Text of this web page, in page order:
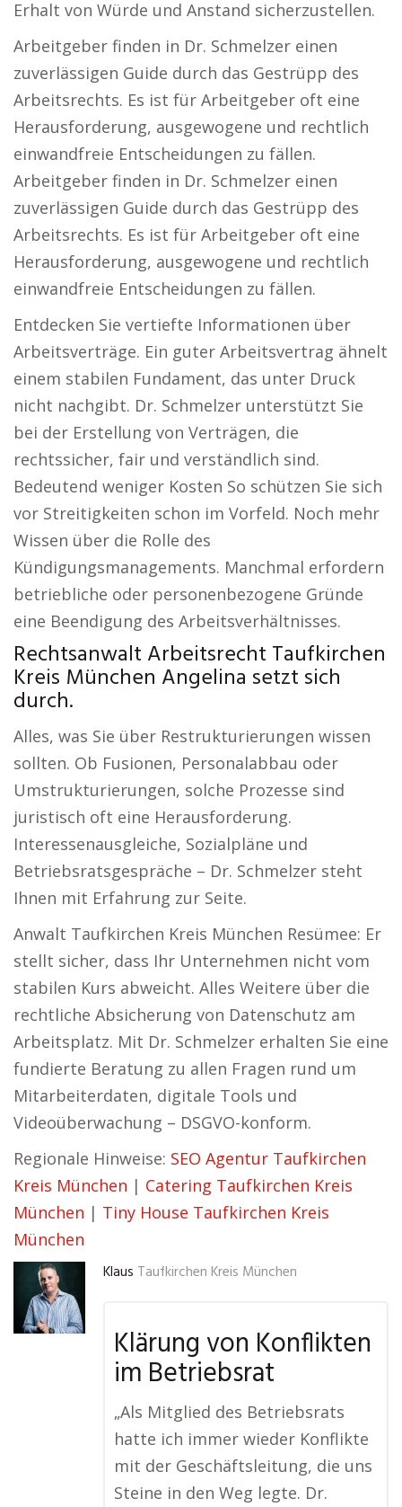
Erhalt von Würde und Anstand sicherzustellen.
Arbeitgeber finden in Dr. Schmelzer einen
zuverlässigen Guide durch das Gestrüpp des
Arbeitsrechts. Es ist für Arbeitgeber oft eine
Herausforderung, ausgewogene und rechtlich
einwandfreie Entscheidungen zu fällen.
Arbeitgeber finden in Dr. Schmelzer einen
zuverlässigen Guide durch das Gestrüpp des
Arbeitsrechts. Es ist für Arbeitgeber oft eine
Herausforderung, ausgewogene und rechtlich
einwandfreie Entscheidungen zu fällen.
Entdecken Sie vertiefte Informationen über
Arbeitsverträge. Ein guter Arbeitsvertrag ähnelt
einem stabilen Fundament, das unter Druck
nicht nachgibt. Dr. Schmelzer unterstützt Sie
bei der Erstellung von Verträgen, die
rechtssicher, fair und verständlich sind.
Bedeutend weniger Kosten So schützen Sie sich
vor Streitigkeiten schon im Vorfeld. Noch mehr
Wissen über die Rolle des
Kündigungsmanagements. Manchmal erfordern
betriebliche oder personenbezogene Gründe
eine Beendigung des Arbeitsverhältnisses.
Rechtsanwalt Arbeitsrecht Taufkirchen
Kreis München Angelina setzt sich
durch.
Alles, was Sie über Restrukturierungen wissen
sollten. Ob Fusionen, Personalabbau oder
Umstrukturierungen, solche Prozesse sind
juristisch oft eine Herausforderung.
Interessenausgleiche, Sozialpläne und
Betriebsratsgespräche – Dr. Schmelzer steht
Ihnen mit Erfahrung zur Seite.
Anwalt Taufkirchen Kreis München Resümee: Er
stellt sicher, dass Ihr Unternehmen nicht vom
stabilen Kurs abweicht. Alles Weitere über die
rechtliche Absicherung von Datenschutz am
Arbeitsplatz. Mit Dr. Schmelzer erhalten Sie eine
fundierte Beratung zu allen Fragen rund um
Mitarbeiterdaten, digitale Tools und
Videoüberwachung – DSGVO-konform.
Regionale Hinweise: SEO Agentur Taufkirchen
Kreis München | Catering Taufkirchen Kreis
München | Tiny House Taufkirchen Kreis
München
Klaus Taufkirchen Kreis München
Klärung von Konflikten
im Betriebsrat
„Als Mitglied des Betriebsrats
hatte ich immer wieder Konflikte
mit der Geschäftsleitung, die uns
Steine in den Weg legte. Dr.